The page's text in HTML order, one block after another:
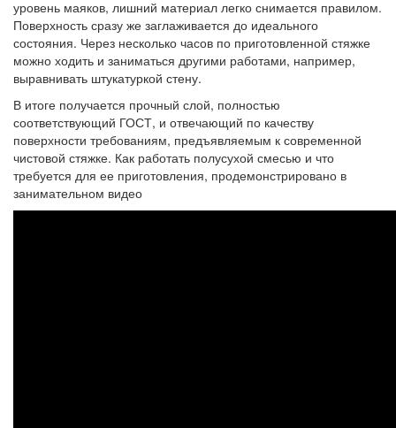
уровень маяков, лишний материал легко снимается правилом.
Поверхность сразу же заглаживается до идеального
состояния. Через несколько часов по приготовленной стяжке
можно ходить и заниматься другими работами, например,
выравнивать штукатуркой стену.
В итоге получается прочный слой, полностью
соответствующий ГОСТ, и отвечающий по качеству
поверхности требованиям, предъявляемым к современной
чистовой стяжке. Как работать полусухой смесью и что
требуется для ее приготовления, продемонстрировано в
занимательном видео